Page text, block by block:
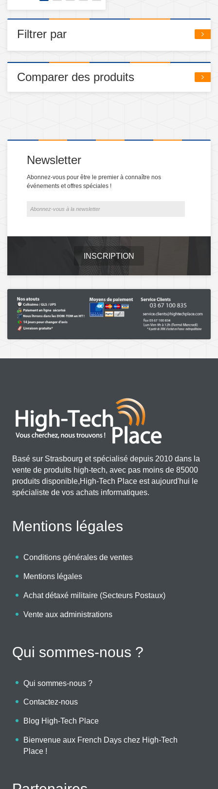
Filtrer par
Comparer des produits
Newsletter
Abonnez-vous pour être le premier à connaître nos
événements et offres spéciales !
INSCRIPTION
Basé sur Strasbourg et spécialisé depuis 2010 dans la
vente de produits high-tech, avec pas moins de 85000
produits disponible,High-Tech Place est aujourd'hui le
spécialiste de vos achats informatiques.
Mentions légales
Conditions générales de ventes
Mentions légales
Achat détaxé militaire (Secteurs Postaux)
Vente aux administrations
Qui sommes-nous ?
Qui sommes-nous ?
Contactez-nous
Blog High-Tech Place
Bienvenue aux French Days chez High-Tech
Place !